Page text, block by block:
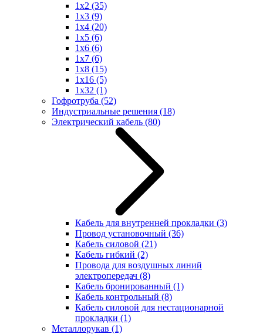
1x2 (35)
1x3 (9)
1x4 (20)
1x5 (6)
1x6 (6)
1x7 (6)
1x8 (15)
1x16 (5)
1x32 (1)
Гофротруба (52)
Индустриальные решения (18)
Электрический кабель (80)
Кабель для внутренней прокладки (3)
Провод установочный (36)
Кабель силовой (21)
Кабель гибкий (2)
Провода для воздушных линий
электропередач (8)
Кабель бронированный (1)
Кабель контрольный (8)
Кабель силовой для нестационарной
прокладки (1)
Металлорукав (1)